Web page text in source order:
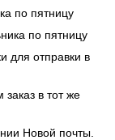
по пятницу
по пятницу
для отправки в
в тот же
Новой почты.